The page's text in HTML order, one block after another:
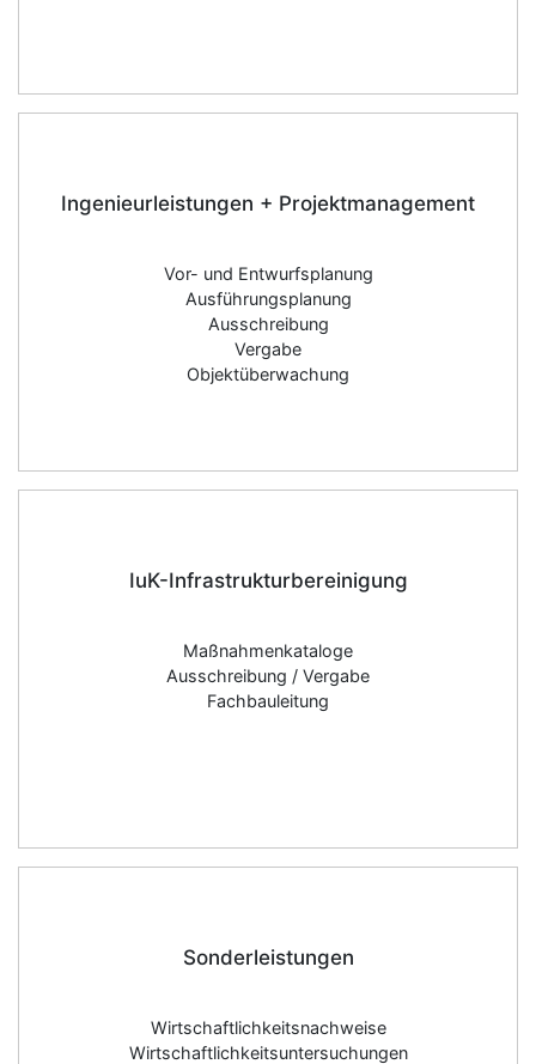
Ingenieurleistungen + Projektmanagement
Vor- und Entwurfsplanung
Ausführungsplanung
Ausschreibung
Vergabe
Objektüberwachung
IuK-Infrastrukturbereinigung
Maßnahmenkataloge
Ausschreibung / Vergabe
Fachbauleitung
Sonderleistungen
Wirtschaftlichkeitsnachweise
Wirtschaftlichkeitsuntersuchungen